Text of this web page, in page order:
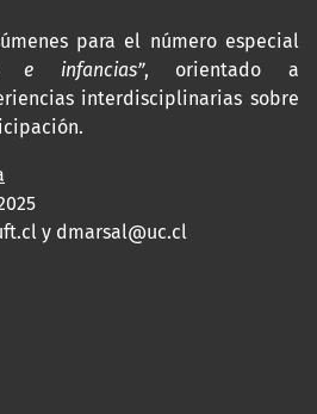
para el número especial
e infancias”, orientado a
interdisciplinarias sobre
y dmarsal@uc.cl